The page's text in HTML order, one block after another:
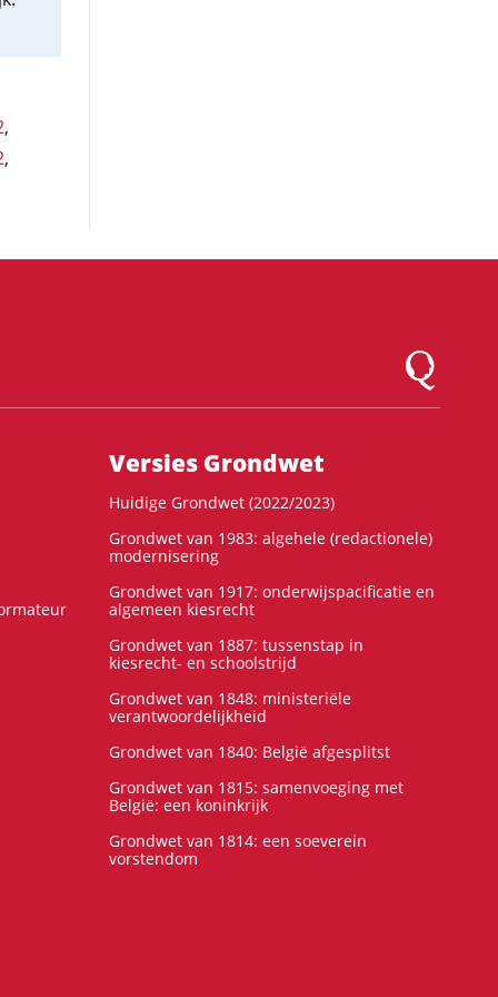
,
,
Logo
Versies Grondwet
Huidige Grondwet (2022/2023)
Grondwet van 1983: algehele (redactionele)
modernisering
Grondwet van 1917: onderwijspacificatie en
algemeen kiesrecht
Grondwet van 1887: tussenstap in
kiesrecht- en schoolstrijd
Grondwet van 1848: ministeriële
verantwoordelijkheid
Grondwet van 1840: België afgesplitst
Grondwet van 1815: samenvoeging met
België: een koninkrijk
Grondwet van 1814: een soeverein
vorstendom